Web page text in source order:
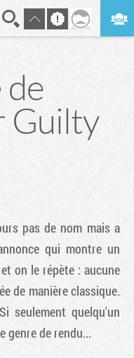
Guilty
pas de nom mais a
qui montre un
on le répète : aucune
de manière classique.
seulement quelqu'un
genre de rendu...